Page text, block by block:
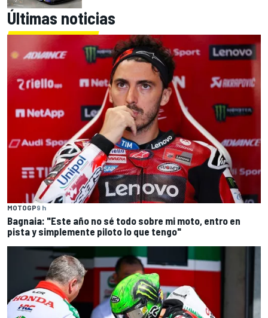
Últimas noticias
MOTOGP9 h
Bagnaia: "Este año no sé todo sobre mi moto, entro en
pista y simplemente piloto lo que tengo"